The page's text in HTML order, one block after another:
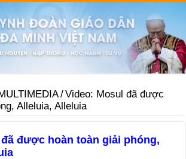
/Video: Mosul đã được
Alleluia, Alleluia
được hoàn toàn giải phóng,